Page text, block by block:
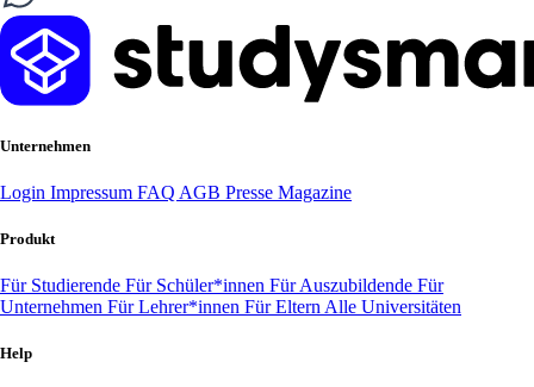
Unternehmen
Login Impressum FAQ AGB Presse Magazine
Produkt
Für Studierende Für Schüler*innen Für Auszubildende Für
Unternehmen Für Lehrer*innen Für Eltern Alle Universitäten
Help